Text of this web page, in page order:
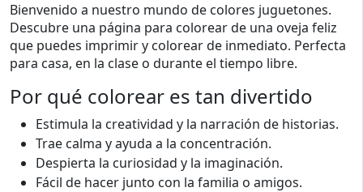
Bienvenido a nuestro mundo de colores juguetones.
Descubre una página para colorear de una oveja feliz
que puedes imprimir y colorear de inmediato. Perfecta
para casa, en la clase o durante el tiempo libre.
Por qué colorear es tan divertido
Estimula la creatividad y la narración de historias.
Trae calma y ayuda a la concentración.
Despierta la curiosidad y la imaginación.
Fácil de hacer junto con la familia o amigos.